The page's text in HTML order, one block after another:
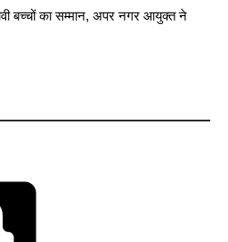
बच्चों का सम्मान, अपर नगर आयुक्त ने